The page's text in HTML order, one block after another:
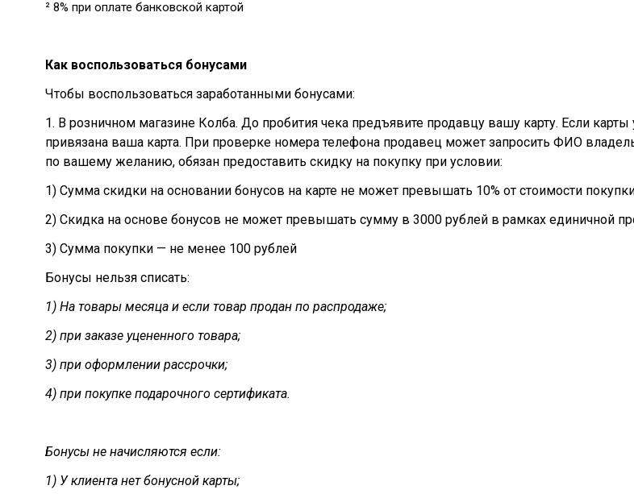
² 8% при оплате банковской картой
Как воспользоваться бонусами
Чтобы воспользоваться заработанными бонусами:
1. ​В розничном магазине Колба. ​До пробития чека предъявите продавцу вашу карту. Если
привязана ваша карта. При проверке номера телефона продавец может запросить ФИО
по вашему желанию, обязан предоставить скидку на покупку при условии:
1) ​Сумма скидки на основании бонусов на карте не может превышать 10% от стоимости
2) ​Скидка на основе бонусов не может превышать сумму в 3000 рублей в рамках единичной
3) ​Сумма покупки — не менее 100 рублей
Бонусы нельзя списать:
1) На товары месяца и если товар продан по распродаже;
2) при заказе уцененного товара;
3) при оформлении рассрочки;
4) при покупке подарочного сертификата.
Бонусы не начисляются если:
1) У клиента нет бонусной карты;